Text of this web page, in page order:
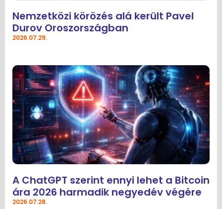
Nemzetközi körözés alá került Pavel
Durov Oroszországban
2026.07.29.
A ChatGPT szerint ennyi lehet a Bitcoin
ára 2026 harmadik negyedév végére
2026.07.28.